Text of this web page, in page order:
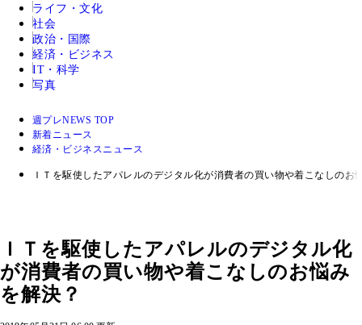
ライフ・文化
社会
政治・国際
経済・ビジネス
IT・科学
写真
週プレNEWS TOP
新着ニュース
経済・ビジネスニュース
ＩＴを駆使したアパレルのデジタル化が消費者の買い物や着こなしのお
ＩＴを駆使したアパレルのデジタル化
が消費者の買い物や着こなしのお悩み
を解決？